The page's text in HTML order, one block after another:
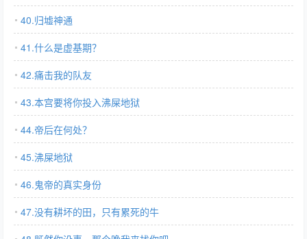
40.归墟神通
41.什么是虚基期？
42.痛击我的队友
43.本宫要将你投入沸屎地狱
44.帝后在何处？
45.沸屎地狱
46.鬼帝的真实身份
47.没有耕坏的田，只有累死的牛